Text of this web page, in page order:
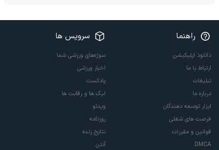
راهنما
دانلود اپلیکیشن
ارتباط با ما
تبلیغات
درباره ما
ابزار توسعه دهندگان
فرصت های شغلی
قوانین و مقررات
DMCA
سرویس ها
سوژه‌های ورزشی شما
اخبار ورزشی
پادکست
لیگ ها و رقابت ها
ویدئو
روزنامه
نتایج زنده
آنتن